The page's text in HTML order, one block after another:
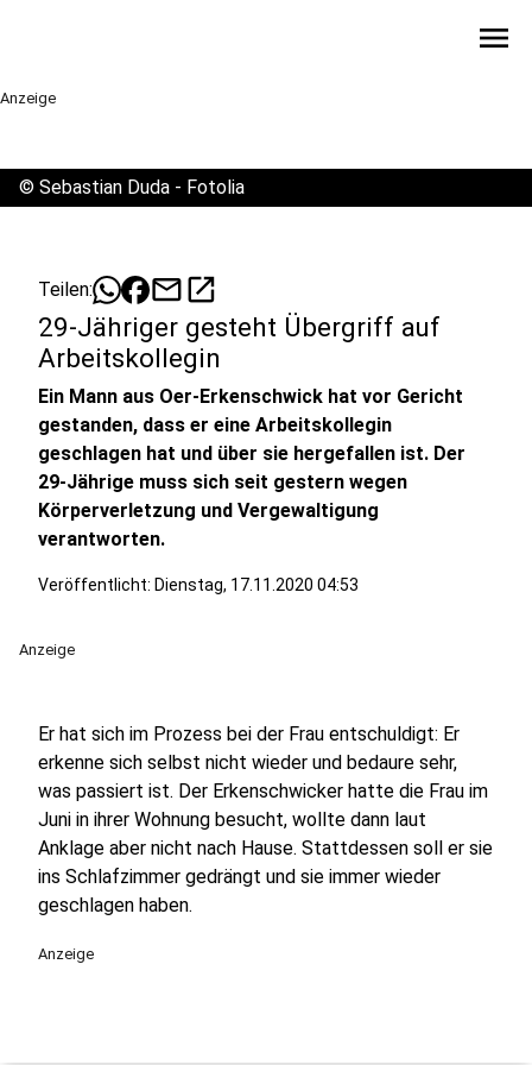
menu
Anzeige
© Sebastian Duda - Fotolia
Teilen: mailopen_in_new
29-Jähriger gesteht Übergriff auf
Arbeitskollegin
Ein Mann aus Oer-Erkenschwick hat vor Gericht
gestanden, dass er eine Arbeitskollegin
geschlagen hat und über sie hergefallen ist. Der
29-Jährige muss sich seit gestern wegen
Körperverletzung und Vergewaltigung
verantworten.
Veröffentlicht: Dienstag, 17.11.2020 04:53
Anzeige
Er hat sich im Prozess bei der Frau entschuldigt: Er
erkenne sich selbst nicht wieder und bedaure sehr,
was passiert ist. Der Erkenschwicker hatte die Frau im
Juni in ihrer Wohnung besucht, wollte dann laut
Anklage aber nicht nach Hause. Stattdessen soll er sie
ins Schlafzimmer gedrängt und sie immer wieder
geschlagen haben.
Anzeige